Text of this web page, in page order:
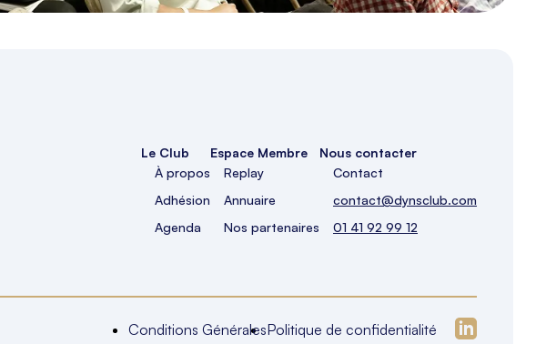
Le Club
À propos
Adhésion
Agenda
Espace Membre
Replay
Annuaire
Nos partenaires
Nous contacter
Contact
contact@dynsclub.com
01 41 92 99 12
Conditions GénéralesPolitique de confidentialité